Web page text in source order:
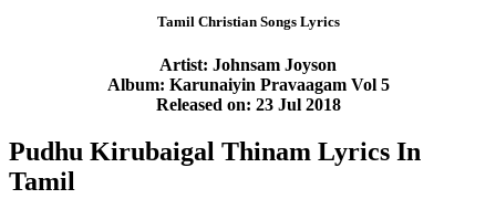
Tamil Christian Songs Lyrics
Artist: Johnsam Joyson
Album: Karunaiyin Pravaagam Vol 5
Released on: 23 Jul 2018
Pudhu Kirubaigal Thinam Lyrics In
Tamil